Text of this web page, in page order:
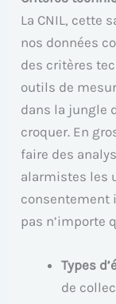
La CNIL, cette
nos données
des critères
outils de
dans la jungle
croquer. En
faire des
alarmistes les
consentement
pas n’importe
Types
de